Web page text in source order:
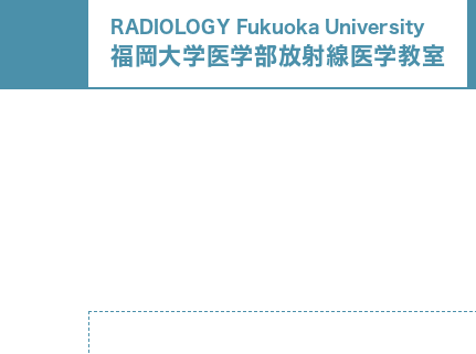
RADIOLOGY Fukuoka University
福岡大学医学部放射線医学教室